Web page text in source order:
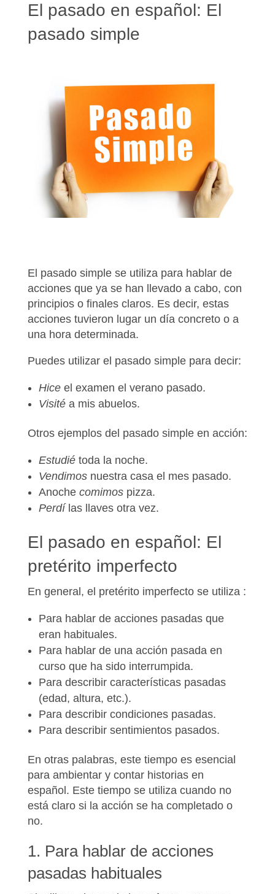
El pasado en español: El
pasado simple
El pasado simple se utiliza para hablar de
acciones que ya se han llevado a cabo, con
principios o finales claros. Es decir, estas
acciones tuvieron lugar un día concreto o a
una hora determinada.
Puedes utilizar el pasado simple para decir:
Hiceel examen el verano pasado.
Visitéa mis abuelos.
Otros ejemplos del pasado simple en acción:
Estudiétoda la noche.
Vendimosnuestra casa el mes pasado.
Anoche comimospizza.
Perdílas llaves otra vez.
El pasado en español: El
pretérito imperfecto
En general, el pretérito imperfecto se utiliza :
Para hablar deacciones pasadas que
eran habituales.
Para hablar de una acción pasada en
curso que ha sido interrumpida.
Para describir características pasadas
(edad, altura, etc.).
Para describir condiciones pasadas.
Para describir sentimientos pasados.
En otras palabras, este tiempo es esencial
para ambientar y contar historias en
español. Este tiempo se utiliza cuando no
está claro si la acción se ha completado o
no.
1. Para hablar de acciones
pasadas habituales